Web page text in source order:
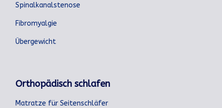
Spinalkanalstenose
Fibromyalgie
Übergewicht
Orthopädisch schlafen
Matratze für Seitenschläfer